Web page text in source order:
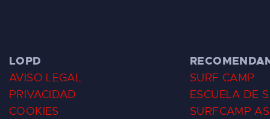
LOPD
AVISO LEGAL
PRIVACIDAD
COOKIES
SURF CAMP
ESCUELA DE
SURFCAMP